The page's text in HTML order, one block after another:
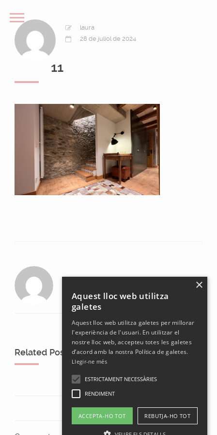
laura
28 de juliol de 2024
11
laura
Related Posts
×
Aquest lloc web utilitza
galetes
Aquest lloc web utilitza galetes per millorar
l'experiència de l'usuari. En utilitzar el
nostre lloc web, accepteu totes les galetes
d’acord amb la nostra Política de galetes.
Llegir-ne més
ESTRICTAMENT NECESSÀRIES
RENDIMENT
ACCEPTA-HO TOT REBUTJA-HO TOT